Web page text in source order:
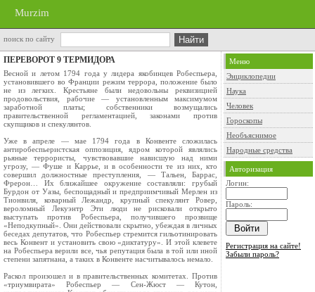
Murzim
поиск по сайту
ПЕРЕВОРОТ 9 ТЕРМИДОРА
Весной и летом 1794 года у лидера якобинцев Робеспьера,
установившего во Франции режим террора, положение было
не из легких. Крестьяне были недовольны реквизицией
продовольствия, рабочие — установленным максимумом
заработной платы; собственники возмущались
правительственной регламентацией, законами против
скупщиков и спекулянтов.
Уже в апреле — мае 1794 года в Конвенте сложилась
антиробеспьеристская оппозиция, ядром которой являлись
рьяные террористы, чувствовавшие нависшую над ними
угрозу, — Фуше и Каррье, и в особенности те из них, кто
совершил должностные преступления, — Тальен, Баррас,
Фрерон… Их ближайшее окружение составляли: грубый
Бурдон от Уазы, беспощадный и предприимчивый Мерлен из
Тионвиля, коварный Лежандр, крупный спекулянт Ровер,
вероломный Лекуэнтр Эти люди не рисковали открыто
выступать против Робеспьера, получившего прозвище
«Неподкупный». Они действовали скрытно, убеждая в личных
беседах депутатов, что Робеспьер стремится гильотинировать
весь Конвент и установить свою «диктатуру». И этой клевете
на Робеспьера верили все, чья репутация была в той или иной
степени запятнана, а таких в Конвенте насчитывалось немало.
Раскол произошел и в правительственных комитетах. Против
«триумвирата» Робеспьер — Сен‑Жюст — Кутон,
Меню
Энциклопедии
Наука
Человек
Гороскопы
Необъяснимое
Народные средства
Авторизация
Логин:
Пароль:
Регистрация на сайте!
Забыли пароль?